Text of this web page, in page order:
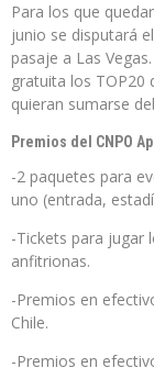
Para los que
junio se disputará
pasaje a Las
gratuita los TOP20
quieran sumarse
Premios del CNPO
-2 paquetes para
uno (entrada,
-Tickets para jugar
anfitrionas.
-Premios en
Chile.
-Premios en